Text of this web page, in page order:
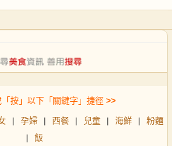
按」以下「關鍵字」捷徑 >>
| 孕婦 | 西餐 | 兒童 | 海鮮 |
粉麵
|
飯